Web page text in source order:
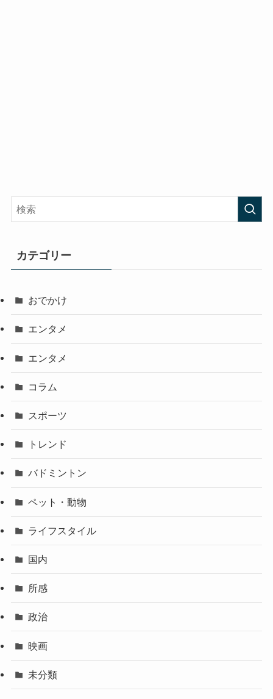
カテゴリー
おでかけ
エンタメ
エンタメ
コラム
スポーツ
トレンド
バドミントン
ペット・動物
ライフスタイル
国内
所感
政治
映画
未分類